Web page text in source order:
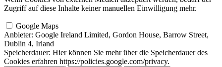
Zugriff auf diese Inhalte keiner manuellen Einwilligung mehr.
Google Maps
Anbieter: Google Ireland Limited, Gordon House, Barrow Street,
Dublin 4, Irland
Speicherdauer: Hier können Sie mehr über die Speicherdauer des
Cookies erfahren https://policies.google.com/privacy.